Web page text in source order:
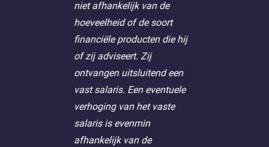
niet afhankelijk van de
hoeveelheid of de soort
financiële producten die hij
of zij adviseert. Zij
ontvangen uitsluitend een
vast salaris. Een eventuele
verhoging van het vaste
salaris is evenmin
afhankelijk van de